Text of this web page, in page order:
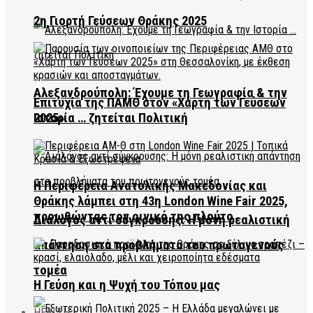
Αλεξανδρούπολη: Έχουμε τη Γεωγραφία & την
Ιστορία … ζητείται Πολιτική
Διάλογος αντί σύγκρουσης: Η μόνη ρεαλιστική
απάντηση στα προβλήματα του πρωτογενούς
τομέα
2η Γιορτή Γεύσεων Θράκης 2025
Επιτυχία της ΠΑΜΘ στον «Χάρτη των Γεύσεων
2025»
Η Περιφέρεια Ανατολικής Μακεδονίας και
Θράκης λάμπει στη 43η London Wine Fair 2025,
προωθώντας τον οινικό της πλούτο
Η Γεύση και η Ψυχή του Τόπου μας